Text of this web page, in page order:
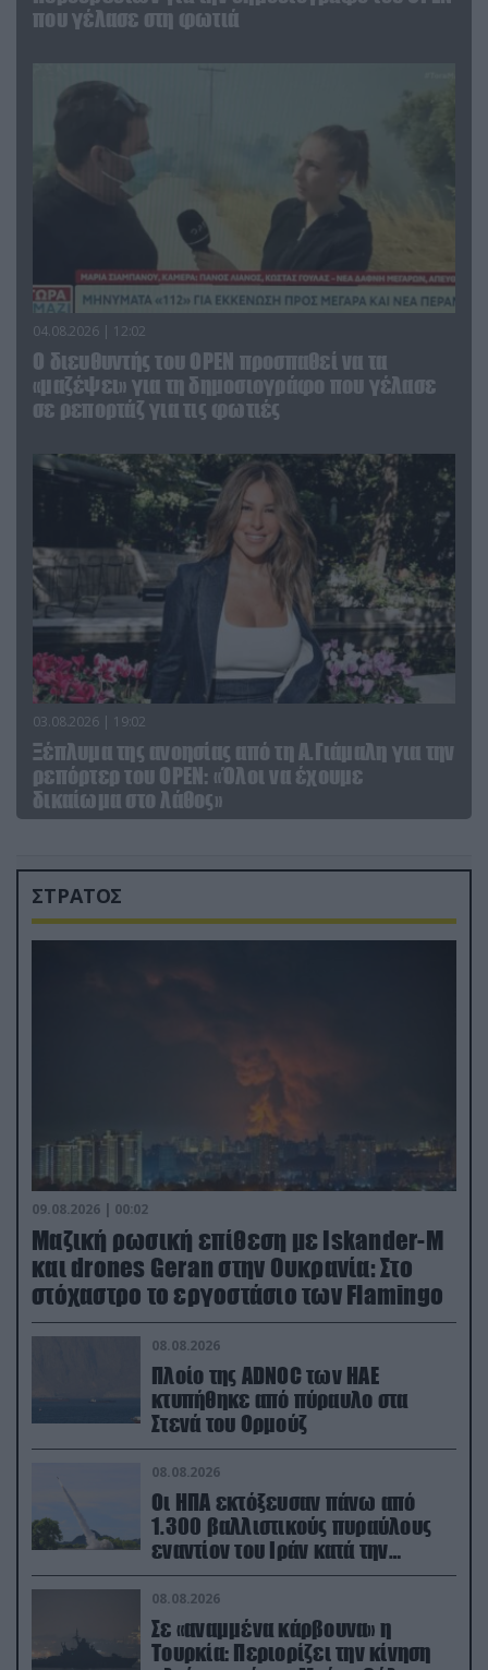
που γέλασε στη φωτιά
04.08.2026 | 12:02
O διευθυντής του OPEN προσπαθεί να τα
«μαζέψει» για τη δημοσιογράφο που γέλασε
σε ρεπορτάζ για τις φωτιές
03.08.2026 | 19:02
Ξέπλυμα της ανοησίας από τη Α.Γιάμαλη για την
ρεπόρτερ του ΟΡΕΝ: «Όλοι να έχουμε
δικαίωμα στο λάθος»
ΣΤΡΑΤΟΣ
09.08.2026 | 00:02
Μαζική ρωσική επίθεση με Iskander-M
και drones Geran στην Ουκρανία: Στο
στόχαστρο το εργοστάσιο των Flamingo
08.08.2026
Πλοίο της ADNOC των ΗΑΕ
κτυπήθηκε από πύραυλο στα
Στενά του Ορμούζ
08.08.2026
Οι ΗΠΑ εκτόξευσαν πάνω από
1.300 βαλλιστικούς πυραύλους
εναντίον του Ιράν κατά την
διάρκεια του πολέμου
08.08.2026
Σε «αναμμένα κάρβουνα» η
Τουρκία: Περιορίζει την κίνηση